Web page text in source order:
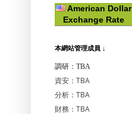
American Dollar
Exchange Rate
本網站管理成員 ↓
調研：TBA
資安：TBA
分析：TBA
財務：TBA